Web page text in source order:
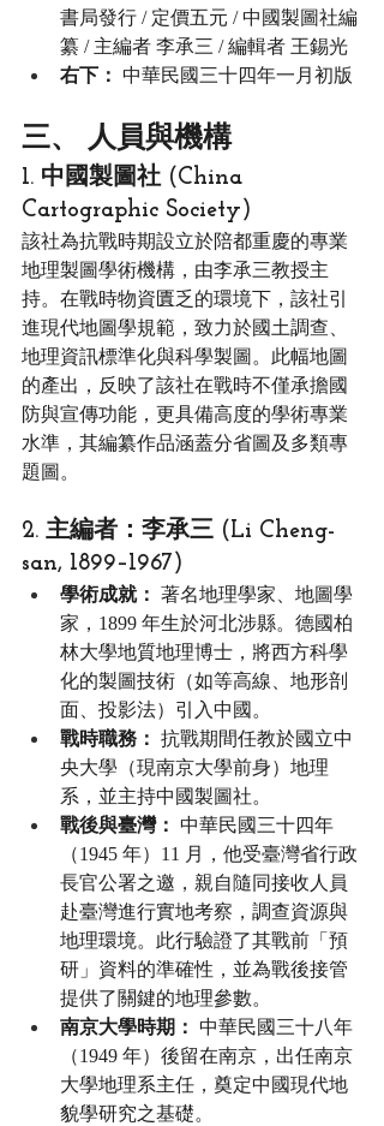
書局發行 / 定價五元 / 中國製圖社編
纂 / 主編者 李承三 / 編輯者 王錫光
右下： 中華民國三十四年一月初版
三、 人員與機構
1. 中國製圖社 (China
Cartographic Society)
該社為抗戰時期設立於陪都重慶的專業
地理製圖學術機構，由李承三教授主
持。在戰時物資匱乏的環境下，該社引
進現代地圖學規範，致力於國土調查、
地理資訊標準化與科學製圖。此幅地圖
的產出，反映了該社在戰時不僅承擔國
防與宣傳功能，更具備高度的學術專業
水準，其編纂作品涵蓋分省圖及多類專
題圖。
2. 主編者：李承三 (Li Cheng-
san, 1899–1967)
學術成就： 著名地理學家、地圖學
家，1899 年生於河北涉縣。德國柏
林大學地質地理博士，將西方科學
化的製圖技術（如等高線、地形剖
面、投影法）引入中國。
戰時職務： 抗戰期間任教於國立中
央大學（現南京大學前身）地理
系，並主持中國製圖社。
戰後與臺灣： 中華民國三十四年
（1945 年）11 月，他受臺灣省行政
長官公署之邀，親自隨同接收人員
赴臺灣進行實地考察，調查資源與
地理環境。此行驗證了其戰前「預
研」資料的準確性，並為戰後接管
提供了關鍵的地理參數。
南京大學時期： 中華民國三十八年
（1949 年）後留在南京，出任南京
大學地理系主任，奠定中國現代地
貌學研究之基礎。